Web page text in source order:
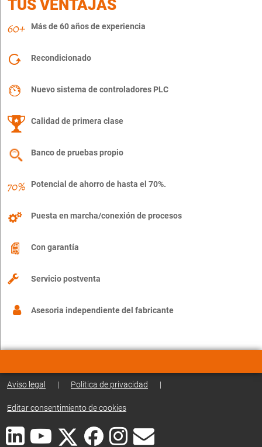
TUS VENTAJAS
Más de 60 años de experiencia
Recondicionado
Nuevo sistema de controladores PLC
Calidad de primera clase
Banco de pruebas propio
Potencial de ahorro de hasta el 70%.
Puesta en marcha/conexión de procesos
Con garantía
Servicio postventa
Asesoria independiente del fabricante
Aviso legal | Política de privacidad |
Editar consentimiento de cookies